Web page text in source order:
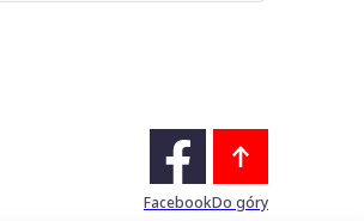
FacebookDo góry